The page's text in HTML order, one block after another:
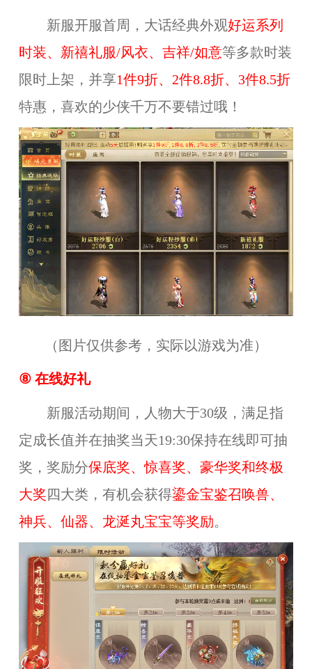
新服开服首周，大话经典外观好运系列
时装、新禧礼服/风衣、吉祥/如意等多款时装
限时上架，并享1件9折、2件8.8折、3件8.5折
特惠，喜欢的少侠千万不要错过哦！
（图片仅供参考，实际以游戏为准）
⑧ 在线好礼
新服活动期间，人物大于30级，满足指
定成长值并在抽奖当天19:30保持在线即可抽
奖，奖励分保底奖、惊喜奖、豪华奖和终极
大奖 四大类 ， 有机会获得鎏金宝鉴召唤兽、
神兵、仙器、龙涎丸宝宝等奖励。